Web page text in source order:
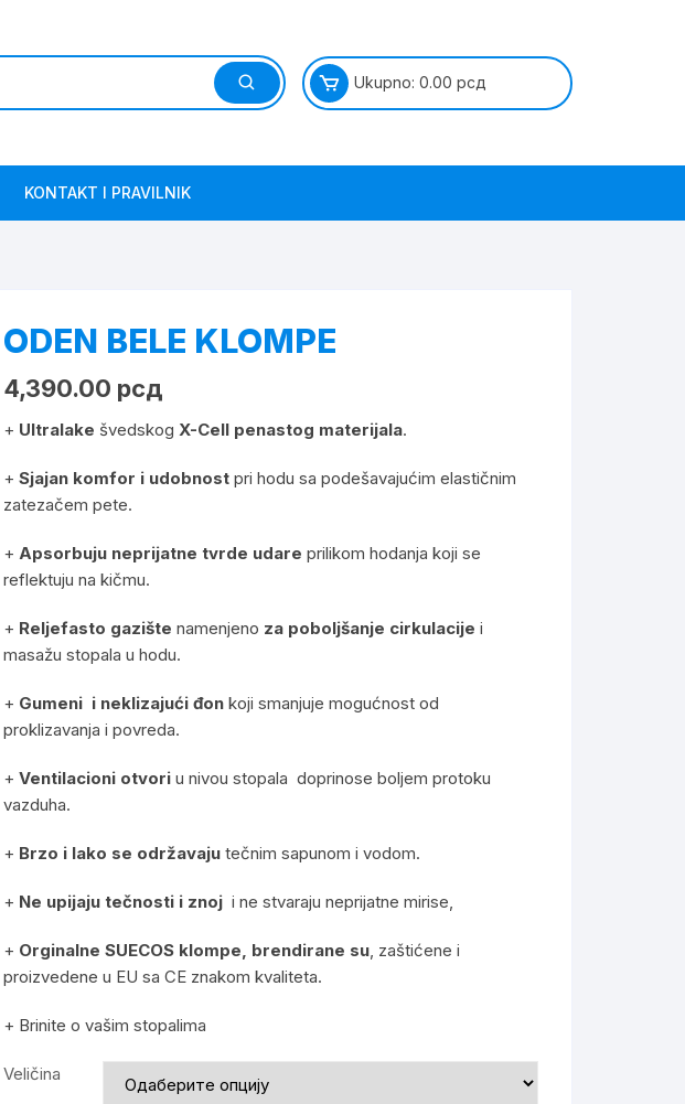
Ukupno: 0.00 рсд
KONTAKT I PRAVILNIK
ODEN BELE KLOMPE
4,390.00 рсд
+ Ultralake švedskog X-Cell penastog materijala.
+ Sjajan komfor i udobnostpri hodu sa podešavajućim elastičnim
zatezačem pete.
+ Apsorbuju neprijatne tvrde udare prilikom hodanja koji se
reflektuju na kičmu.
+ Reljefasto gazište namenjeno za poboljšanje cirkulacije i
masažu stopala u hodu.
+ Gumeni i neklizajući đonkoji smanjuje mogućnost od
proklizavanja i povreda.
+ Ventilacioni otvoriu nivou stopala doprinose boljem protoku
vazduha.
+ Brzo i lako se održavajutečnim sapunom i vodom.
+ Ne upijaju tečnosti i znoji ne stvaraju neprijatne mirise,
+ Orginalne SUECOS klompe, brendirane su, zaštićene i
proizvedene u EU sa CE znakom kvaliteta.
+ Brinite o vašim stopalima
Veličina